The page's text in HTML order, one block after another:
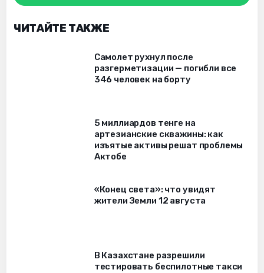
ЧИТАЙТЕ ТАКЖЕ
Самолет рухнул после
разгерметизации — погибли все
346 человек на борту
5 миллиардов тенге на
артезианские скважины: как
изъятые активы решат проблемы
Актобе
«Конец света»: что увидят
жители Земли 12 августа
В Казахстане разрешили
тестировать беспилотные такси